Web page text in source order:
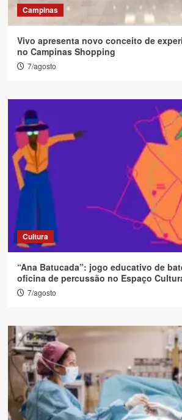
Campinas
Vivo apresenta novo conceito de
no Campinas Shopping
7/agosto
Cultura
“Ana Batucada”: jogo educativo de
oficina de percussão no Espaço
7/agosto